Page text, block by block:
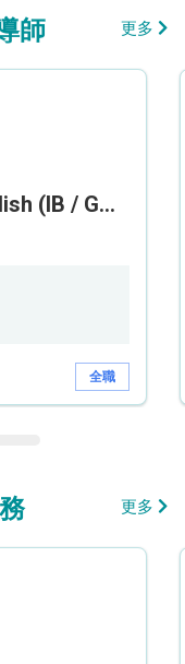
師 更多
Full Time Teacher of English (IB / GCEAL /IGCSE)
全職
更多